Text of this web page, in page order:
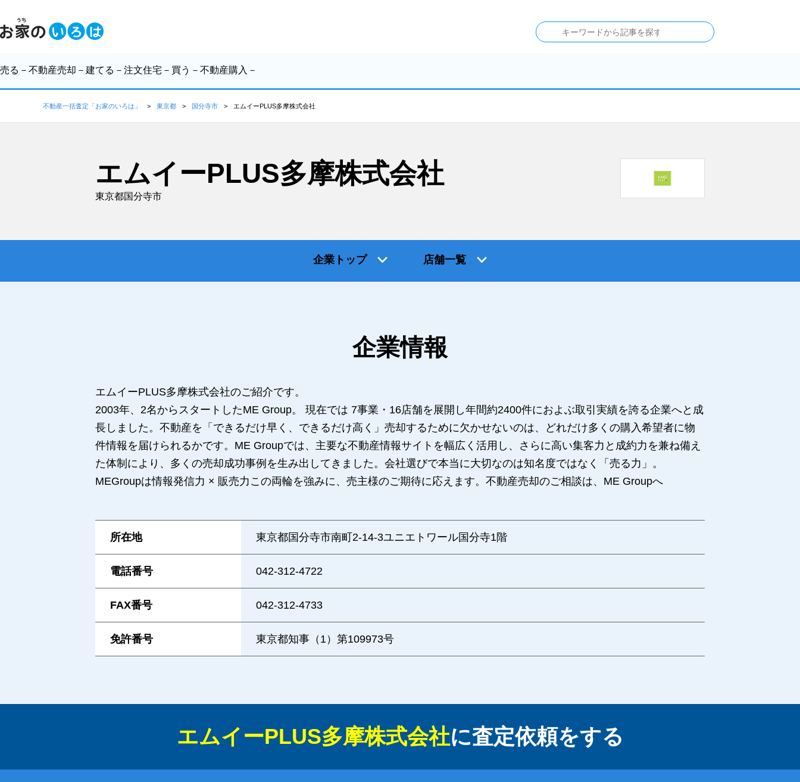
売る －不動産売却－ 建てる －注文住宅－ 買う －不動産購入－
不動産一括査定「お家のいろは」 東京都 国分寺市 エムイーPLUS多摩株式会社
エムイーPLUS多摩株式会社
東京都国分寺市
企業トップ 店舗一覧
企業情報
エムイーPLUS多摩株式会社のご紹介です。
2003年、2名からスタートしたME Group。 現在では 7事業・16店舗を展開し年間約2400件におよぶ取引実績を誇る企業へと成
長しました。不動産を「できるだけ早く、できるだけ高く」売却するために欠かせないのは、どれだけ多くの購入希望者に物
件情報を届けられるかです。ME Groupでは、主要な不動産情報サイトを幅広く活用し、さらに高い集客力と成約力を兼ね備え
た体制により、多くの売却成功事例を生み出してきました。会社選びで本当に大切なのは知名度ではなく「売る力」。
MEGroupは情報発信力 × 販売力この両輪を強みに、売主様のご期待に応えます。不動産売却のご相談は、ME Groupへ
所在地 東京都国分寺市南町2-14-3ユニエトワール国分寺1階
電話番号 042-312-4722
FAX番号 042-312-4733
免許番号 東京都知事（1）第109973号
エムイーPLUS多摩株式会社に査定依頼をする